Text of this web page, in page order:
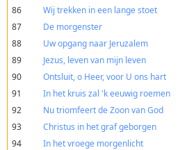
86
Wij trekken in een lange stoet
87
De morgenster
88
Uw opgang naar Jeruzalem
89
Jezus, leven van mijn leven
90
Ontsluit, o Heer, voor U ons hart
91
In het kruis zal 'k eeuwig roemen
92
Nu triomfeert de Zoon van God
93
Christus in het graf geborgen
94
In het vroege morgenlicht